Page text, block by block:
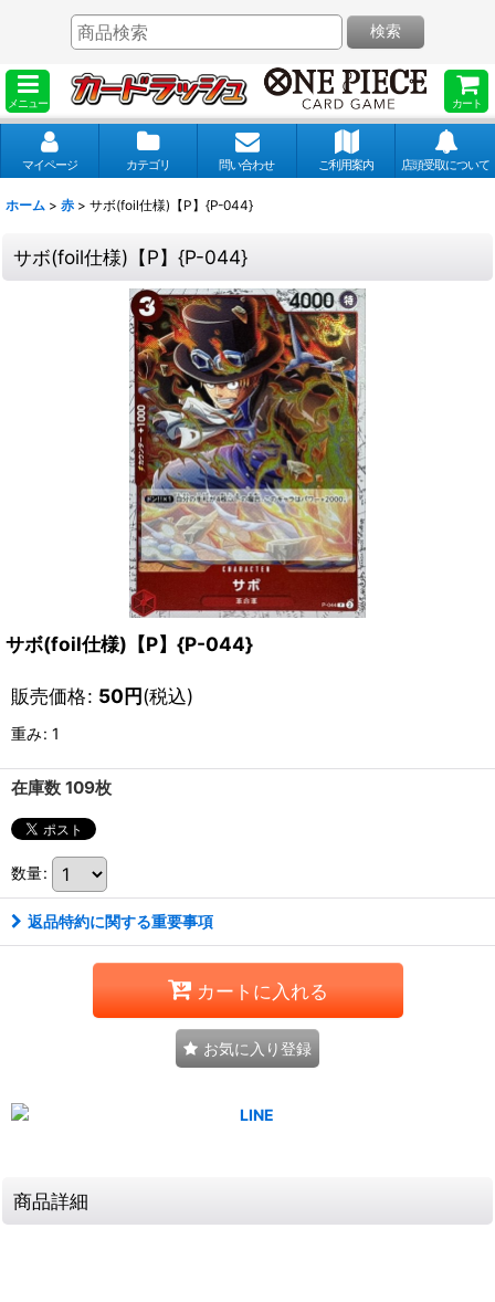
メニュー カート
検索
マイページ カテゴリ 問い合わせ ご利用案内 店頭受取について
ホーム > 赤 > サボ(foil仕様)【P】{P-044}
サボ(foil仕様)【P】{P-044}
サボ(foil仕様)【P】{P-044}
販売価格: 50円(税込)
重み: 1
在庫数 109枚
数量:
返品特約に関する重要事項
カートに入れる
お気に入り登録
商品詳細